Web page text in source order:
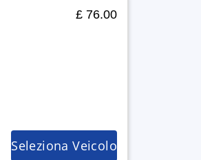
£ 76.00
Seleziona Veicolo